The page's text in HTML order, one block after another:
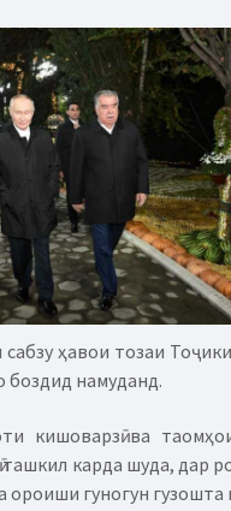
ҳавои тозаи
намуданд.
кишоварзӣ ва
ташкил карда шуда, дар
ороиши гуногун гузошта